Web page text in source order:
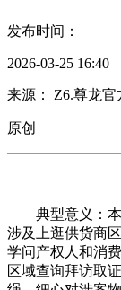
发布时间：
2026-03-25 16:40
来源： Z6.尊龙官
原创
典型意义：本
涉及上逛供货商
学问产权人和消
区域查询拜访取